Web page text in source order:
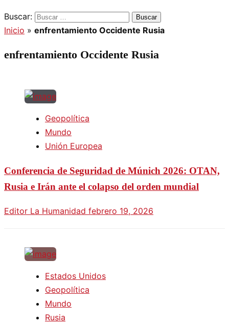
Buscar:
Inicio » enfrentamiento Occidente Rusia
enfrentamiento Occidente Rusia
Geopolítica
Mundo
Unión Europea
Conferencia de Seguridad de Múnich 2026: OTAN,
Rusia e Irán ante el colapso del orden mundial
Editor La Humanidad febrero 19, 2026
Estados Unidos
Geopolítica
Mundo
Rusia